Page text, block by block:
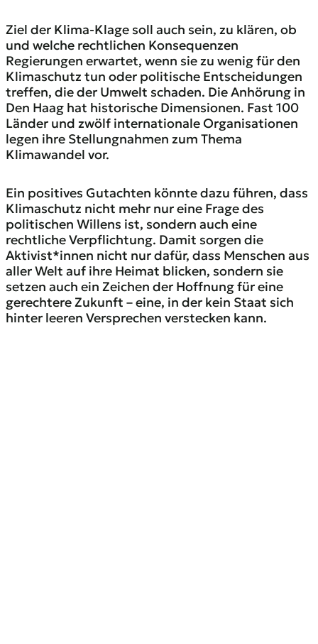
Ziel der Klima-Klage soll auch sein, zu klären, ob
und welche rechtlichen Konsequenzen
Regierungen erwartet, wenn sie zu wenig für den
Klimaschutz tun oder politische Entscheidungen
treffen, die der Umwelt schaden. Die Anhörung in
Den Haag hat historische Dimensionen. Fast 100
Länder und zwölf internationale Organisationen
legen ihre Stellungnahmen zum Thema
Klimawandel vor.
Ein positives Gutachten könnte dazu führen, dass
Klimaschutz nicht mehr nur eine Frage des
politischen Willens ist, sondern auch eine
rechtliche Verpflichtung. Damit sorgen die
Aktivist*innen nicht nur dafür, dass Menschen aus
aller Welt auf ihre Heimat blicken, sondern sie
setzen auch ein Zeichen der Hoffnung für eine
gerechtere Zukunft – eine, in der kein Staat sich
hinter leeren Versprechen verstecken kann.